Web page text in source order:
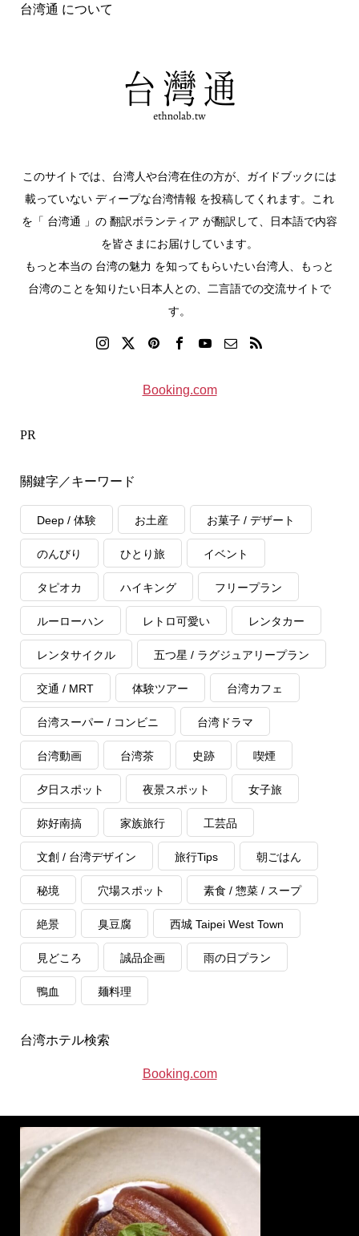
台湾通 について
このサイトでは、台湾人や台湾在住の方が、ガイドブックには
載っていない ディープな台湾情報 を投稿してくれます。これ
を「 台湾通 」の 翻訳ボランティア が翻訳して、日本語で内容
を皆さまにお届けしています。
もっと本当の 台湾の魅力 を知ってもらいたい台湾人、もっと
台湾のことを知りたい日本人との、二言語での交流サイトで
す。
Booking.com
PR
關鍵字／キーワード
Deep / 体験 お土産 お菓子 / デザート
のんびり ひとり旅 イベント
タピオカ ハイキング フリープラン
ルーローハン レトロ可愛い レンタカー
レンタサイクル 五つ星 / ラグジュアリープラン
交通 / MRT 体験ツアー 台湾カフェ
台湾スーパー / コンビニ 台湾ドラマ
台湾動画 台湾茶 史跡 喫煙
夕日スポット 夜景スポット 女子旅
妳好南搞 家族旅行 工芸品
文創 / 台湾デザイン 旅行Tips 朝ごはん
秘境 穴場スポット 素食 / 惣菜 / スープ
絶景 臭豆腐 西城 Taipei West Town
見どころ 誠品企画 雨の日プラン
鴨血 麺料理
台湾ホテル検索
Booking.com